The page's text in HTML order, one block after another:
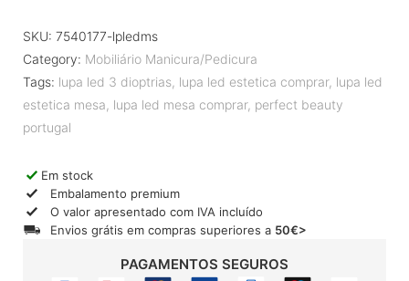
SKU: 7540177-lpledms
Category: Mobiliário Manicura/Pedicura
Tags: lupa led 3 dioptrias, lupa led estetica comprar, lupa led
estetica mesa, lupa led mesa comprar, perfect beauty
portugal
Em stock
Embalamento premium
O valor apresentado com IVA incluído
Envios grátis em compras superiores a 50€>
PAGAMENTOS SEGUROS